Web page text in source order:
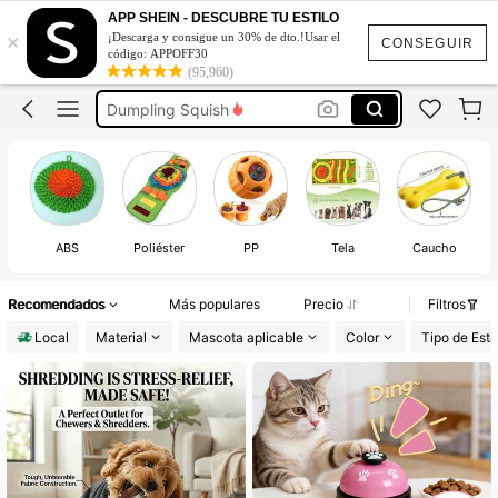
CONSEGUIR
×
APP SHEIN - DESCUBRE TU ESTILO
¡Descarga y consigue un 30% de dto.!Usar el
código: APPOFF30
(95,960)
Accesorios Para Perros
Juguetes Para Perros
Dumpling Squish
Cachorro Feliz Juego
Accesorios Para Perros
Juguetes Para Perros
ABS Poliéster PP Tela Caucho
Recomendados Más populares Precio
Filtros
Local
Material Mascota aplicable Color Tipo de